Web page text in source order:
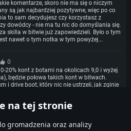
na tej stronie
gromadzenia oraz analizy
komentarze, skoro nie ma się o niczym
są jak najbardziej pozytywne, więc po co
to sam decydujesz czy korzystasz z
dowódcy - nie ma tu nic do domyślania się.
skilla w bitwie już zapowiedzieli. Było o tym
nawet o tym notka w tym powyżej...
0
20% kont z botami na okolicach 9,0 i wyżej
będzie połowa takich kont w bitwach.
i drive boot, który nic nie ustrzeli, jak zginie
1